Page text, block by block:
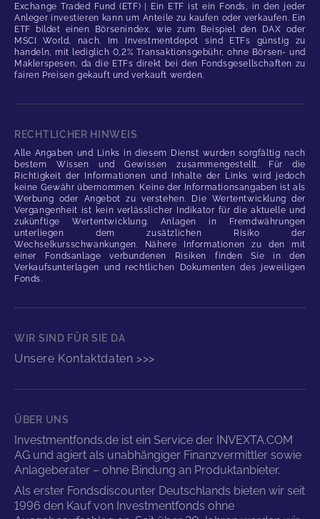
Exchange Traded Fund (ETF) | Ein ETF ist ein Fonds, in den jeder
Anleger investieren kann um Anteile zu kaufen oder verkaufen. Ein
ETF bildet einen Börsenindex, wie zum Beispiel den DAX oder
MSCI World, nach. Im Investmentdepot sind ETFs günstig zu
handeln, mit lediglich 0,2% Transaktionsgebühr, ohne Börsen- und
Maklerspesen, da die ETFs direkt bei den Fondsgesellschaften zu
fairen Preisen gekauft und verkauft werden.
RECHTLICHER HINWEIS
Alle Angaben und Links in diesem Dienst wurden sorgfältig nach
bestem Wissen und Gewissen zusammengestellt. Für die
Richtigkeit der Informationen und Inhalte der Links wird jedoch
keine Gewähr übernommen. Keine der Informationsangaben ist als
Werbung oder Angebot zu verstehen. Die Wertentwicklung der
Vergangenheit ist kein verlässlicher Indikator für die aktuelle und
zukünftige Wertentwicklung. Anlagen in Fremdwährungen
unterliegen dem zusätzlichen Risiko der
Wechselkursschwankungen. Nähere Informationen zu den mit
einer Fondsanlage verbundenen Risiken finden Sie in den
Verkaufsunterlagen und rechtlichen Dokumenten des jeweiligen
Fonds.
WIR SIND FÜR SIE DA
Unsere Kontaktdaten >>>
ÜBER UNS
Investmentfonds.de ist ein Service der INVEXTA.COM
AG und agiert als unabhängiger Finanzvermittler sowie
Anlageberater – ohne Bindung an Produktanbieter.
Als erster Fondsdiscounter Deutschlands bieten wir seit
1996 den Kauf von Investmentfonds ohne